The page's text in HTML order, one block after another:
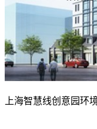
上海智慧线创意园环